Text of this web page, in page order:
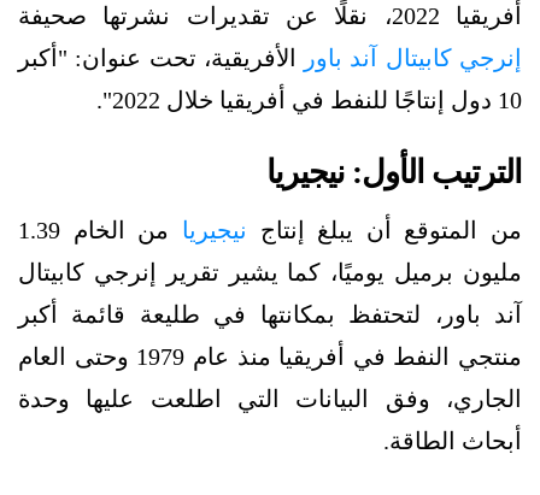
أفريقيا 2022، نقلًا عن تقديرات نشرتها صحيفة
إنرجي كابيتال آند باور
الأفريقية، تحت عنوان: "أكبر
10 دول إنتاجًا للنفط في أفريقيا خلال 2022".
الترتيب الأول: نيجيريا
من المتوقع أن يبلغ إنتاج نيجيريا
من الخام 1.39
مليون برميل يوميًا، كما يشير تقرير إنرجي كابيتال
آند باور، لتحتفظ بمكانتها في طليعة قائمة أكبر
منتجي النفط في أفريقيا منذ عام 1979 وحتى العام
الجاري، وفق البيانات التي اطلعت عليها وحدة
أبحاث الطاقة.